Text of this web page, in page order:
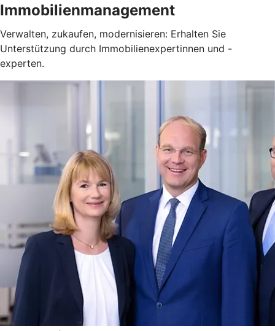
Immobilienmanagement
Verwalten, zukaufen, modernisieren: Erhalten Sie
Unterstützung durch Immobilienexpertinnen und -
experten.